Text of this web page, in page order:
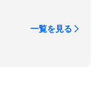
一覧を見る